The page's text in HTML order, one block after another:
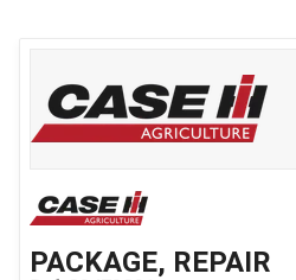
PACKAGE, REPAIR